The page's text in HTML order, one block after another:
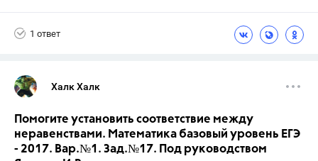
1 ответ
Халк Халк
Помогите установить соответствие между
неравенствами. Математика базовый уровень ЕГЭ
- 2017. Вар.№1. Зад.№17. Под руководством